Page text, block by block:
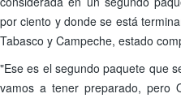
por ciento y donde se está
Tabasco y Campeche, estado
"Ese es el segundo paquete que
vamos a tener preparado, pero